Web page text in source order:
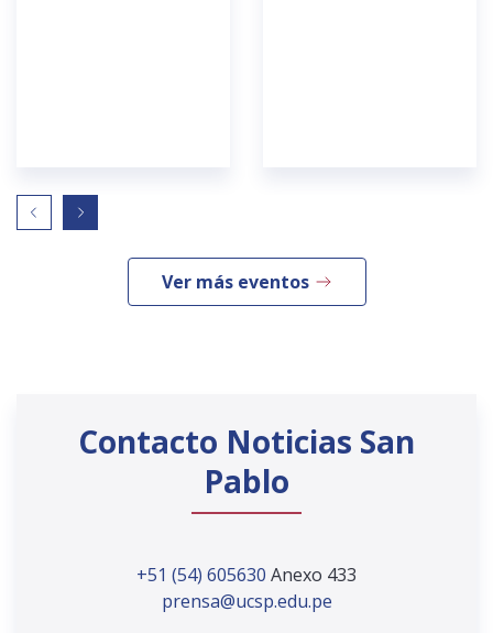
Ver más eventos
Contacto Noticias San
Pablo
+51 (54) 605630 Anexo 433
prensa@ucsp.edu.pe